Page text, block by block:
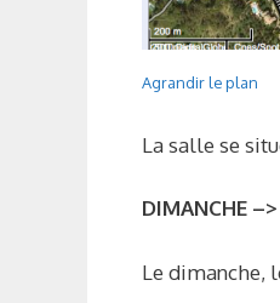
Agrandir le plan
La salle se
DIMANCHE
Le dimanche,